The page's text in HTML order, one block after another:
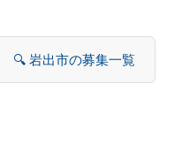
🔍 岩出市の募集一覧